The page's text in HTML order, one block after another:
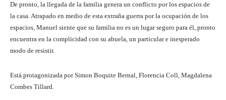
De pronto, la llegada de la familia genera un conflicto por los espacios de
la casa. Atrapado en medio de esta extraña guerra por la ocupación de los
espacios, Manuel siente que su familia no es un lugar seguro para él, pronto
encuentra en la complicidad con su abuela, un particular e inesperado
modo de resistir.
Está protagonizada por Simon Boquite Bernal, Florencia Coll, Magdalena
Combes Tillard.